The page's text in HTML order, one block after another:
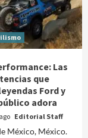
Las
que
Ford y
adora
Editorial Staff
México, México.